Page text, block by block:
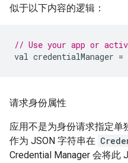
似于以下内容的逻辑：
// Use your app or
val credentialManager =
请求身份属性
应用不是为身份请求指定单
作为 JSON 字符串在
Credential Manager 会将此